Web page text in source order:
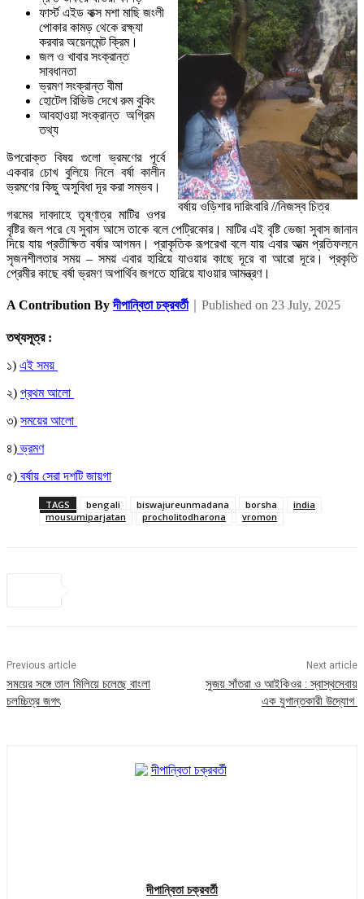
বর্ষায় ওড়িশার দারিংবারি //নিজস্ব চিত্র
ফার্স্ট এইড বাক্স মশা মাছি জংলী
পোকার কামড় থেকে রক্ষ্যা
করবার অয়েনমেন্ট ক্রিম।
জল ও খাবার সংক্রান্ত
সাবধানতা
ভ্রমণ সংক্রান্ত বীমা
হোটেল রিভিউ দেখে রুম বুকিং
আবহাওয়া সংক্রান্ত অগ্রিম
তথ্য
উপরোক্ত বিষয় গুলো ভ্রমণের পূর্বে
একবার চোখ বুলিয়ে নিলে বর্ষা কালীন
ভ্রমণের কিছু অসুবিধা দূর করা সম্ভব।
গরমের দাবদাহে তৃষ্ণাত্র মাটির ওপর
বৃষ্টির জল পরে যে সুবাস আসে তাকে বলে পেট্রিকোর। মাটির এই বৃষ্টি ভেজা সুবাস জানান
দিয়ে যায় প্রতীক্ষিত বর্ষার আগমন। প্রাকৃতিক রূপরেখা বলে যায় এবার আত্ম প্রতিফলনে
সৃজনশীলতার সময় – সময় এবার হারিয়ে যাওয়ার কাছে দূরে বা আরো দূরে। প্রকৃতি
প্রেমীর কাছে বর্ষা ভ্রমণ অপার্থিব জগতে হারিয়ে যাওয়ার আমন্ত্রণ।
A Contribution By দীপান্বিতা চক্রবর্তী｜ Published on 23 July, 2025
তথ্যসূত্র :
১) এই সময়
২) প্রথম আলো
৩) সময়ের আলো
৪)ভ্রমণ
৫) বর্ষায় সেরা দশটি জায়গা
TAGS bengali biswajureunmadana borsha
india
mousumiparjatan
procholitodharona vromon
Previous article
সময়ের সঙ্গে তাল মিলিয়ে চলেছে বাংলা
চলচ্চিত্র জগৎ
Next article
সুজয় সাঁতরা ও আইকিওর : স্বাস্থসেবায়
এক যুগান্তকারী উদ্যোগ
দীপান্বিতা চক্রবর্তী